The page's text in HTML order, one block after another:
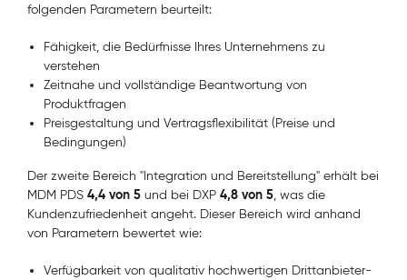
folgenden Parametern beurteilt:
Fähigkeit, die Bedürfnisse Ihres Unternehmens zu
verstehen
Zeitnahe und vollständige Beantwortung von
Produktfragen
Preisgestaltung und Vertragsflexibilität (Preise und
Bedingungen)
Der zweite Bereich "Integration und Bereitstellung" erhält bei
MDM PDS 4,4 von 5 und bei DXP 4,8 von 5, was die
Kundenzufriedenheit angeht. Dieser Bereich wird anhand
von Parametern bewertet wie:
Verfügbarkeit von qualitativ hochwertigen Drittanbieter-